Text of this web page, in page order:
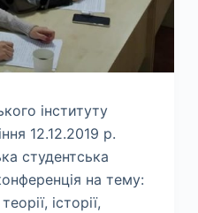
інституту
12.12.2019 р.
студентська
на тему:
історії,